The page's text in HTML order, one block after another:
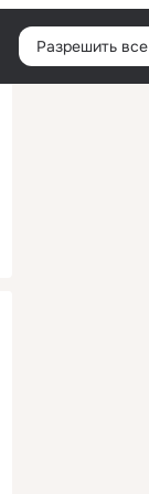
Войти
Разрешить все